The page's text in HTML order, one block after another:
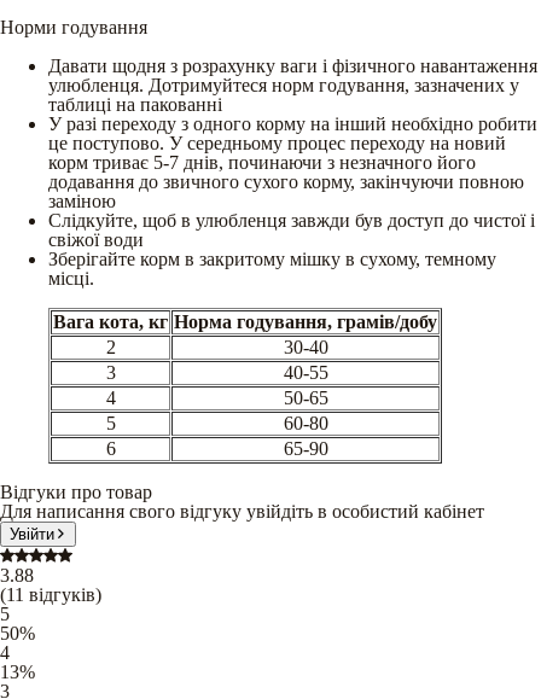
Норми годування
Давати щодня з розрахунку ваги і фізичного навантаження
улюбленця. Дотримуйтеся норм годування, зазначених у
таблиці на пакованні
У разі переходу з одного корму на інший необхідно робити
це поступово. У середньому процес переходу на новий
корм триває 5-7 днів, починаючи з незначного його
додавання до звичного сухого корму, закінчуючи повною
заміною
Слідкуйте, щоб в улюбленця завжди був доступ до чистої і
свіжої води
Зберігайте корм в закритому мішку в сухому, темному
місці.
Вага кота, кг Норма годування, грамів/добу
2
30-40
3
40-55
4
50-65
5
60-80
6
65-90
Відгуки про товар
Для написання свого відгуку увійдіть в особистий кабінет
Увійти
3.88
(11 відгуків)
5
50%
4
13%
3